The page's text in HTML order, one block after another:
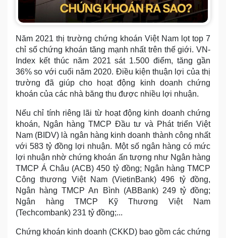
Năm 2021 thị trường chứng khoán Việt Nam lọt top 7
chỉ số chứng khoán tăng mạnh nhất trên thế giới. VN-
Index kết thúc năm 2021 sát 1.500 điểm, tăng gần
36% so với cuối năm 2020. Điều kiện thuận lợi của thị
trường đã giúp cho hoạt động kinh doanh chứng
khoán của các nhà băng thu được nhiều lợi nhuận.
Nếu chỉ tính riêng lãi từ hoạt động kinh doanh chứng
khoán, Ngân hàng TMCP Đầu tư và Phát triển Việt
Nam (BIDV) là ngân hàng kinh doanh thành công nhất
với 583 tỷ đồng lợi nhuận. Một số ngân hàng có mức
lợi nhuận nhờ chứng khoán ấn tượng như Ngân hàng
TMCP Á Châu (ACB) 450 tỷ đồng; Ngân hàng TMCP
Công thương Việt Nam (VietinBank) 496 tỷ đồng,
Ngân hàng TMCP An Bình (ABBank) 249 tỷ đồng;
Ngân hàng TMCP Kỹ Thương Việt Nam
(Techcombank) 231 tỷ đồng;...
Chứng khoán kinh doanh (CKKD) bao gồm các chứng